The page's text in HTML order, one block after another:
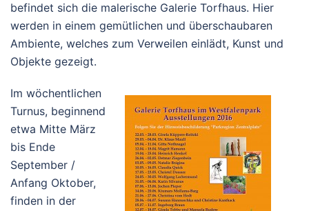
befindet sich die malerische Galerie Torfhaus. Hier
werden in einem gemütlichen und überschaubaren
Ambiente, welches zum Verweilen einlädt, Kunst und
Objekte gezeigt.
Im wöchentlichen
Turnus, beginnend
etwa Mitte März
bis Ende
September /
Anfang Oktober,
finden in der